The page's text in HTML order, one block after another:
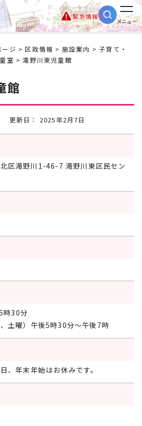
緊急情報
メニュー
ージ >区政情報 > 施設案内 >子育て・
室 > 滝野川東児童館
館
更新日： 2025年2月7日
区滝野川1-46-7 滝野川東区民セン
時30分
土曜）午後5時30分～午後7時
、年末年始はお休みです。